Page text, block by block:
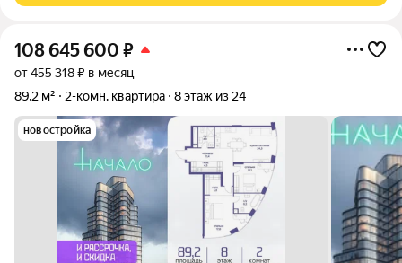
108 645 600 ₽
от 455 318 ₽ в месяц
89,2 м²
2-комн. квартира 8 этаж из 24
новостройка